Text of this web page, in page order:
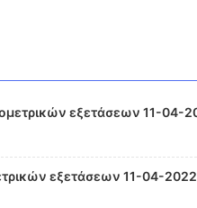
εξετάσεων 11-04-
εξετάσεων 11-04-